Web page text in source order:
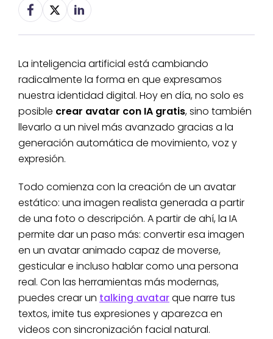
La inteligencia artificial está cambiando
radicalmente la forma en que expresamos
nuestra identidad digital. Hoy en día, no solo es
posible crear avatar con IA gratis, sino también
llevarlo a un nivel más avanzado gracias a la
generación automática de movimiento, voz y
expresión.
Todo comienza con la creación de un avatar
estático: una imagen realista generada a partir
de una foto o descripción. A partir de ahí, la IA
permite dar un paso más: convertir esa imagen
en un avatar animado capaz de moverse,
gesticular e incluso hablar como una persona
real. Con las herramientas más modernas,
puedes crear un talking avatarque narre tus
textos, imite tus expresiones y aparezca en
videos con sincronización facial natural.